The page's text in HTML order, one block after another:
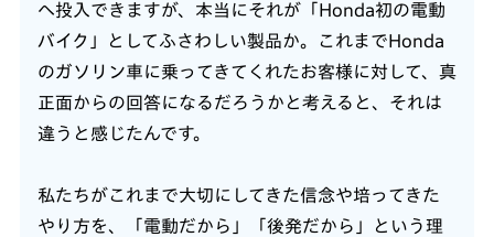
へ投入できますが、本当にそれが「Honda初の電動
バイク」としてふさわしい製品か。これまでHonda
のガソリン車に乗ってきてくれたお客様に対して、真
正面からの回答になるだろうかと考えると、それは
違うと感じたんです。
私たちがこれまで大切にしてきた信念や培ってきた
やり方を、「電動だから」「後発だから」という理